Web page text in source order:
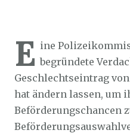
E ine
begründete
Geschlechtseintrag
hat ändern lassen, um
Beförderungschancen